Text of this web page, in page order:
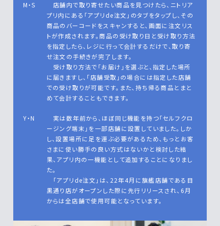
M・S
店舗内で取り寄せたい商品を見つけたら、ニトリア
プリ内にある「アプリde注文」のタブをタップし、その
商品のバーコードをスキャンすると、画面に注文リス
トが作成されます。商品の受け取り⽇と受け取り方法
を指定したら、レジに行って会計するだけで、取り寄
せ注文の手続きが完了します。
受け取り方法で「お届け」を選ぶと、指定した場所
に届きますし、「店舗受取」の場合には指定した店舗
での受け取りが可能です。また、持ち帰る商品とまと
めて会計することもできます。
Y・N
実は数年前から、ほぼ同じ機能を持つ「セルフクロ
ージング端末」を一部店舗に設置していました。しか
し、設置場所に足を運ぶ必要があるため、もっとお客
さまに使い勝手の良い方式はないかと検討した結
果、アプリ内の一機能として追加することになりまし
た。
「アプリde注文」は、22年4月に旗艦店舗である⽬
黒通り店がオープンした際に先行リリースされ、6月
からは全店舗で使用可能となっています。